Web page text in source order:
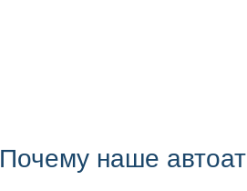
Почему наше